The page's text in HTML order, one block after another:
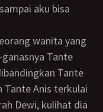
aku bisa
Tante
Tante
Tante Anis terkulai
Dewi, kulihat dia